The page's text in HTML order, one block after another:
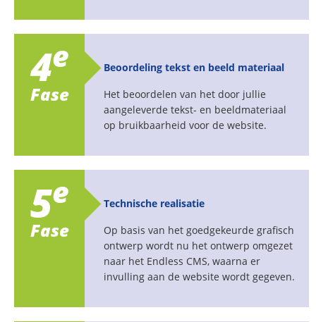
4e
Fase
Beoordeling tekst en beeld materiaal
Het beoordelen van het door jullie
aangeleverde tekst- en beeldmateriaal
op bruikbaarheid voor de website.
5e
Fase
Technische realisatie
Op basis van het goedgekeurde grafisch
ontwerp wordt nu het ontwerp omgezet
naar het Endless CMS, waarna er
invulling aan de website wordt gegeven.